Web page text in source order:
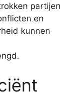
partijen
en
kunnen